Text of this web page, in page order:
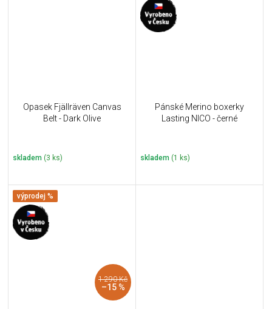
Opasek Fjällräven Canvas
Belt - Dark Olive
skladem (3 ks)
Pánské Merino boxerky
Lasting NICO - černé
skladem (1 ks)
výprodej %
1 290 Kč
–15 %